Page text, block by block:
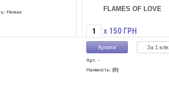
Немає
FLAMES OF LOVE
X 150 ГРН
За 1 клік
Арт. -
Наявність:(5)